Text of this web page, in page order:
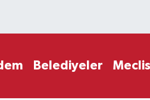
Belediyeler Meclis